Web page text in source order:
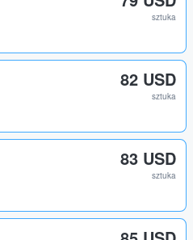
sztuka
82 USD
sztuka
83 USD
sztuka